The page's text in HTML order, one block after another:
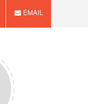
EMAIL